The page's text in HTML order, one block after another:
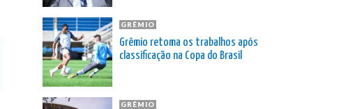
GRÊMIO
Grêmio retoma os trabalhos após
classificação na Copa do Brasil
GRÊMIO